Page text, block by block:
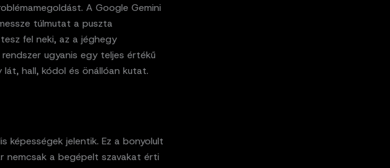
A Google Gemini
túlmutat a puszta
fel neki, az a jéghegy
ugyanis egy teljes értékű
hall, kódol és önállóan kutat.
képességek jelentik. Ez a bonyolult
nemcsak a begépelt szavakat érti